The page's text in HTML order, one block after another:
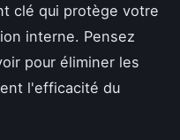
clé qui protège votre
interne. Pensez
pour éliminer les
l'efficacité du